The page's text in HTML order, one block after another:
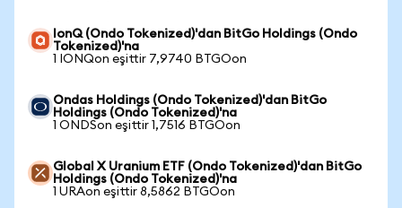
IonQ (Ondo Tokenized)'dan BitGo Holdings (Ondo
Tokenized)'na
1 IONQon eşittir 7,9740 BTGOon
Ondas Holdings (Ondo Tokenized)'dan BitGo
Holdings (Ondo Tokenized)'na
1 ONDSon eşittir 1,7516 BTGOon
Global X Uranium ETF (Ondo Tokenized)'dan BitGo
Holdings (Ondo Tokenized)'na
1 URAon eşittir 8,5862 BTGOon